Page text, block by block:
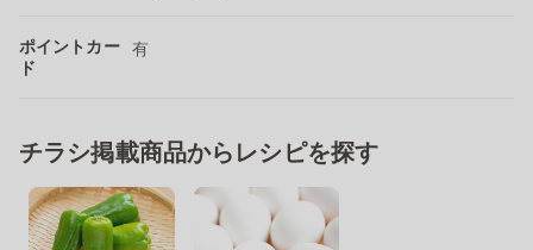
ポイントカー
ド
有
チラシ掲載商品からレシピを探す